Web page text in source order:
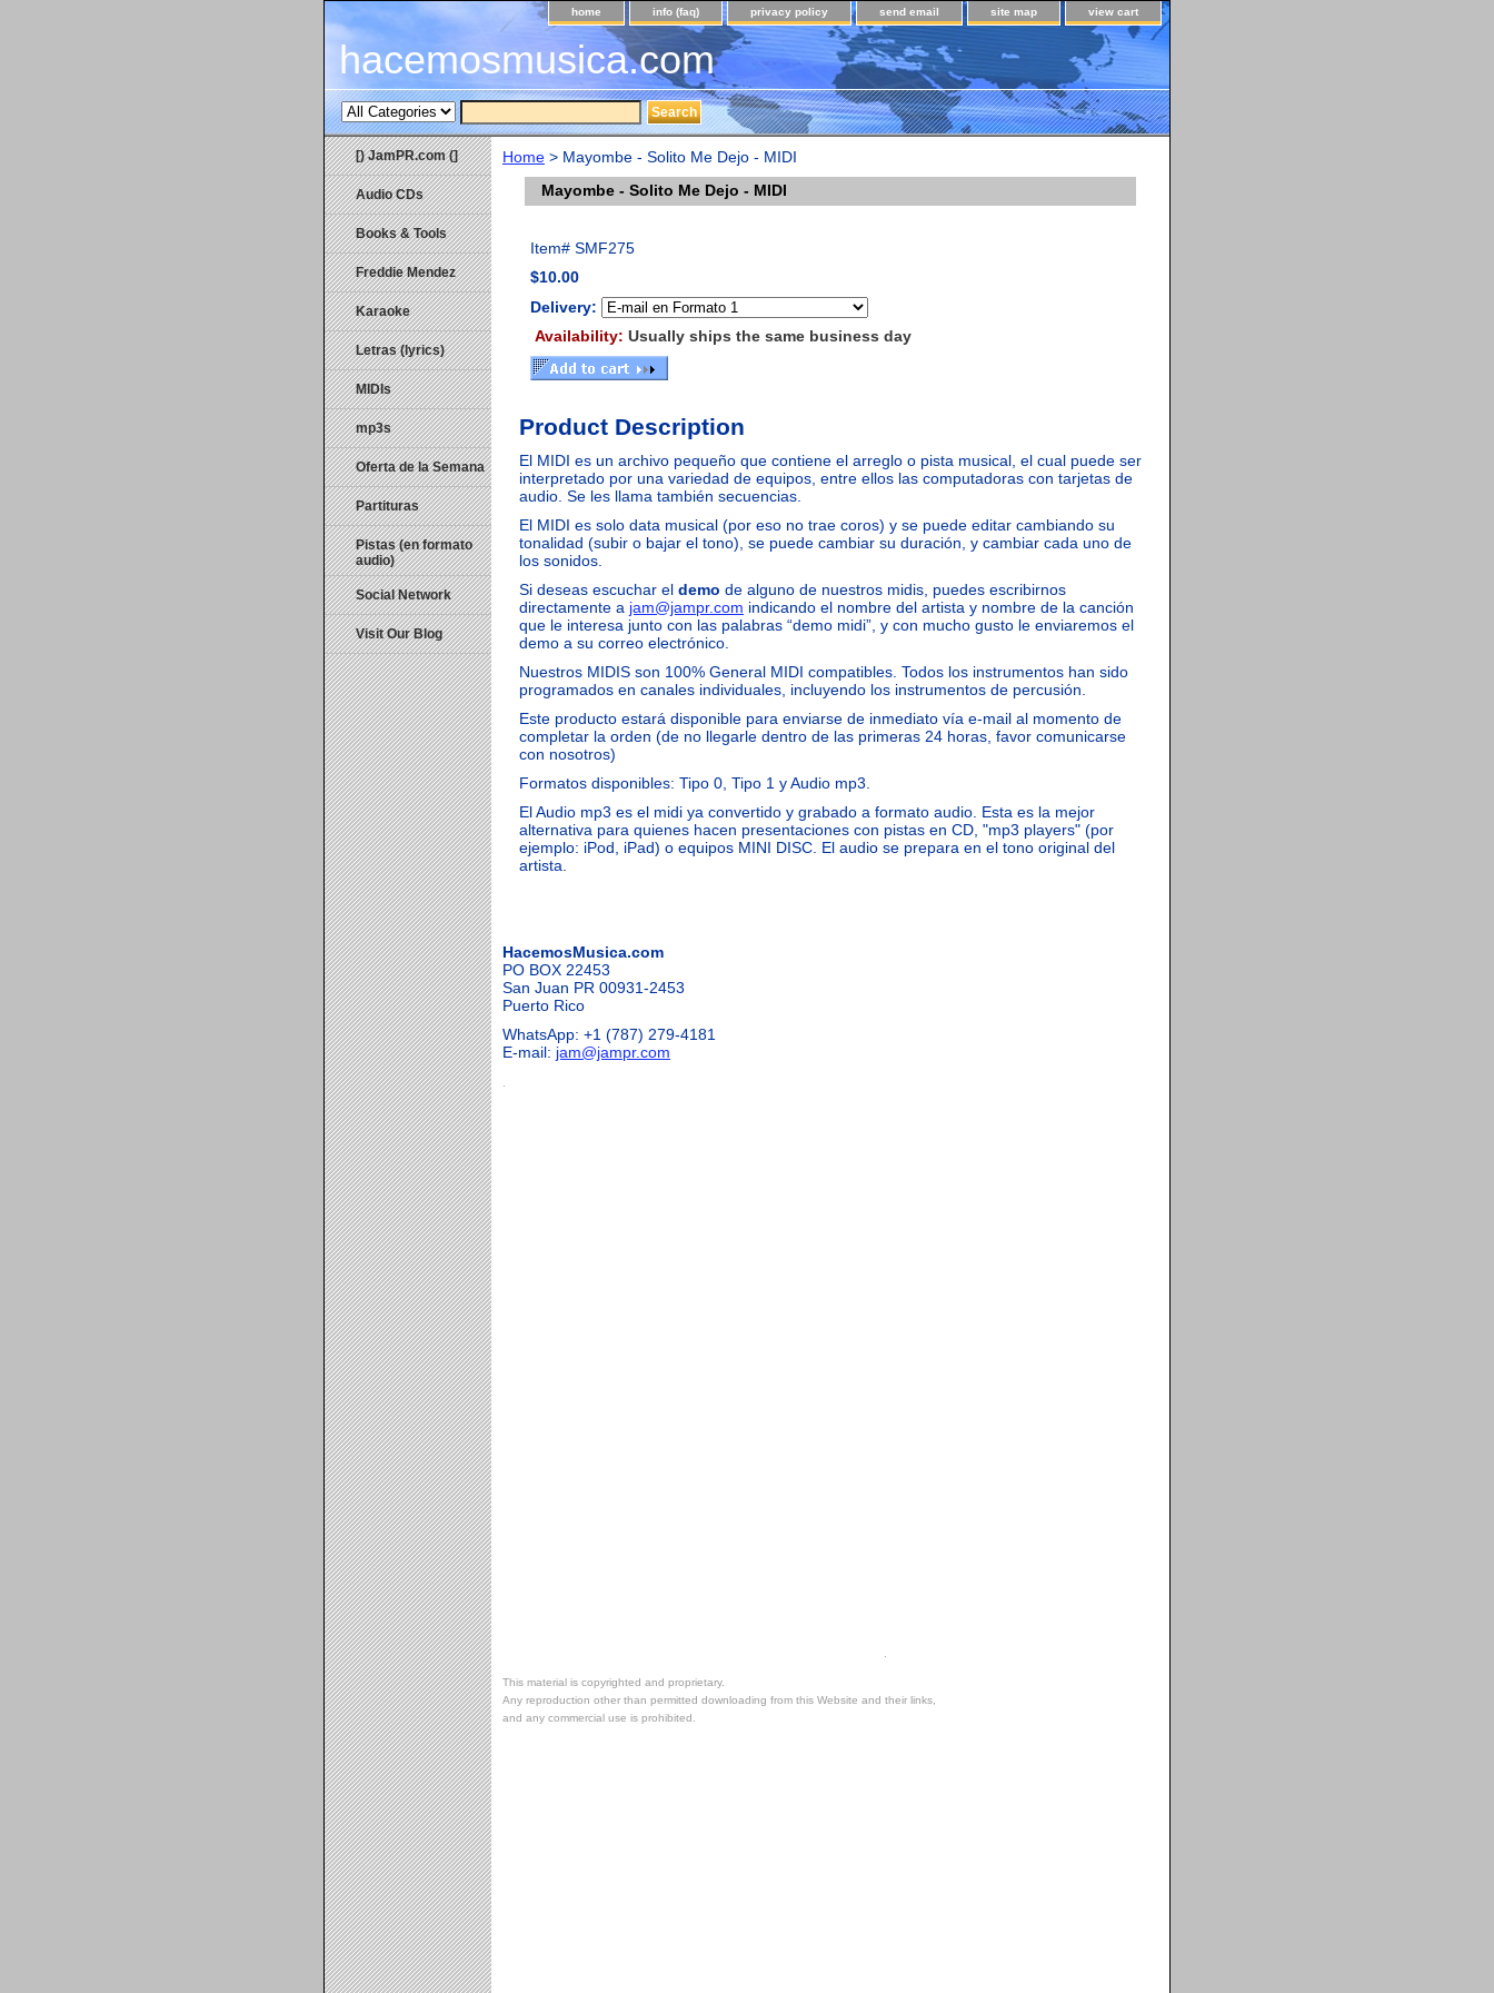
home info (faq) privacy policy send email site map view cart
hacemosmusica.com
Home > Mayombe - Solito Me Dejo - MIDI
Mayombe - Solito Me Dejo - MIDI
Item# SMF275
$10.00
Delivery:
Availability: Usually ships the same business day
Product Description
El MIDI es un archivo pequeño que contiene el arreglo o pista musical, el cual puede ser
interpretado por una variedad de equipos, entre ellos las computadoras con tarjetas de
audio. Se les llama también secuencias.
El MIDI es solo data musical (por eso no trae coros) y se puede editar cambiando su
tonalidad (subir o bajar el tono), se puede cambiar su duración, y cambiar cada uno de
los sonidos.
Si deseas escuchar el demo de alguno de nuestros midis, puedes escribirnos
directamente a jam@jampr.com indicando el nombre del artista y nombre de la canción
que le interesa junto con las palabras “demo midi”, y con mucho gusto le enviaremos el
demo a su correo electrónico.
Nuestros MIDIS son 100% General MIDI compatibles. Todos los instrumentos han sido
programados en canales individuales, incluyendo los instrumentos de percusión.
Este producto estará disponible para enviarse de inmediato vía e-mail al momento de
completar la orden (de no llegarle dentro de las primeras 24 horas, favor comunicarse
con nosotros)
Formatos disponibles: Tipo 0, Tipo 1 y Audio mp3.
El Audio mp3 es el midi ya convertido y grabado a formato audio. Esta es la mejor
alternativa para quienes hacen presentaciones con pistas en CD, "mp3 players" (por
ejemplo: iPod, iPad) o equipos MINI DISC. El audio se prepara en el tono original del
artista.
HacemosMusica.com
PO BOX 22453
San Juan PR 00931-2453
Puerto Rico
WhatsApp: +1 (787) 279-4181
E-mail: jam@jampr.com
This material is copyrighted and proprietary.
Any reproduction other than permitted downloading from this Website and their links,
and any commercial use is prohibited.
[) JamPR.com (]
Audio CDs
Books & Tools
Freddie Mendez
Karaoke
Letras (lyrics)
MIDIs
mp3s
Oferta de la Semana
Partituras
Pistas (en formato
audio)
Social Network
Visit Our Blog